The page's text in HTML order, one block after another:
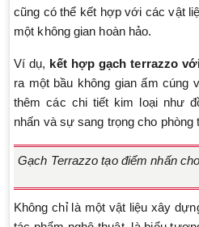
cũng có thể kết hợp với các vật
một không gian hoàn hảo.
Ví dụ, kết hợp gạch terrazzo
ra một bầu không gian ấm cúng
thêm các chi tiết kim loại như
nhấn và sự sang trọng cho phòng
Gạch Terrazzo tạo điểm nhấn
Không chỉ là một vật liệu xây